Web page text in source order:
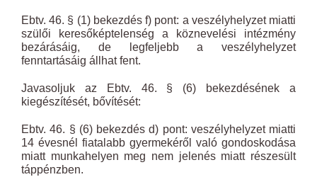
Ebtv. 46. § (1) bekezdés f) pont: a veszélyhelyzet miatti
szülői keresőképtelenség a köznevelési intézmény
bezárásáig, de legfeljebb a veszélyhelyzet
fenntartásáig állhat fent.
Javasoljuk az Ebtv. 46. § (6) bekezdésének a
kiegészítését, bővítését:
Ebtv. 46. § (6) bekezdés d) pont: veszélyhelyzet miatti
14 évesnél fiatalabb gyermekéről való gondoskodása
miatt munkahelyen meg nem jelenés miatt részesült
táppénzben.